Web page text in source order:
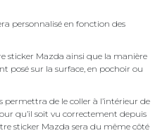
personnalisé en fonction des
sticker Mazda ainsi que la manière
posé sur la surface, en pochoir ou
permettra de le coller à l’intérieur de
qu’il soit vu correctement depuis
sticker Mazda sera du même côté